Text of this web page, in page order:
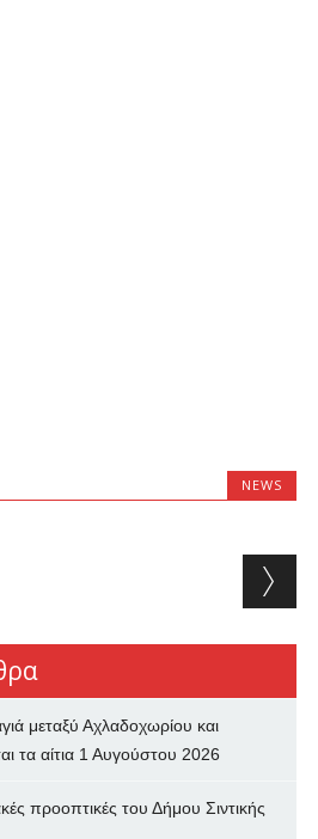
NEWS
μεταξύ Αχλαδοχωρίου και
τα αίτια 1 Αυγούστου 2026
προοπτικές του Δήμου Σιντικής